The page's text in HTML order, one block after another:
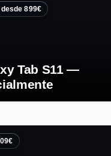
desde 899€
Tab S11 —